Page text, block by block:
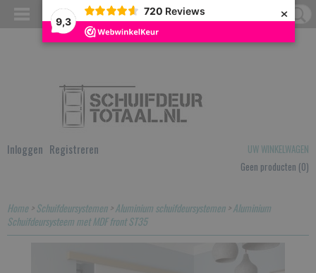
9,3
720 Reviews ×
Inloggen Registreren
UW WINKELWAGEN
Geen producten (0)
Home>Schuifdeursystemen>Aluminium schuifdeursystemen>Aluminium
Schuifdeursysteem met MDF front ST35